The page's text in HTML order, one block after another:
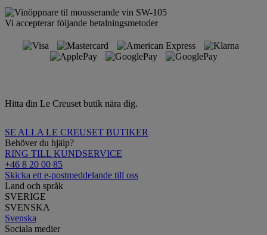
Vi accepterar följande betalningsmetoder
Hitta din Le Creuset butik nära dig.
SE ALLA LE CREUSET BUTIKER
Behöver du hjälp?
RING TILL KUNDSERVICE
+46 8 20 00 85
Skicka ett e-postmeddelande till oss
Land och språk
SVERIGE
SVENSKA
Svenska
Sociala medier